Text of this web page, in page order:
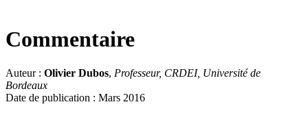
Commentaire
Auteur : Olivier Dubos, Professeur, CRDEI, Université de
Bordeaux
Date de publication : Mars 2016